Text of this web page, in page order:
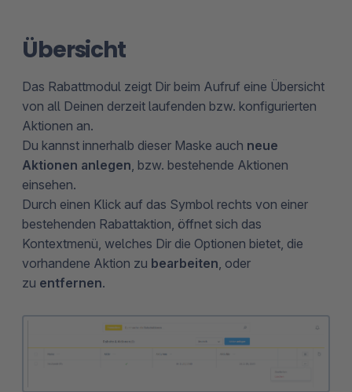
Übersicht
Das Rabattmodul zeigt Dir beim Aufruf eine Übersicht
von all Deinen derzeit laufenden bzw. konfigurierten
Aktionen an.
Du kannst innerhalb dieser Maske auch neue
Aktionen anlegen , bzw. bestehende Aktionen
einsehen.
Durch einen Klick auf das Symbol rechts von einer
bestehenden Rabattaktion, öffnet sich das
Kontextmenü, welches Dir die Optionen bietet, die
vorhandene Aktion zu bearbeiten , oder
zu entfernen.